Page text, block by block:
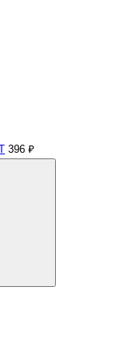
396 ₽